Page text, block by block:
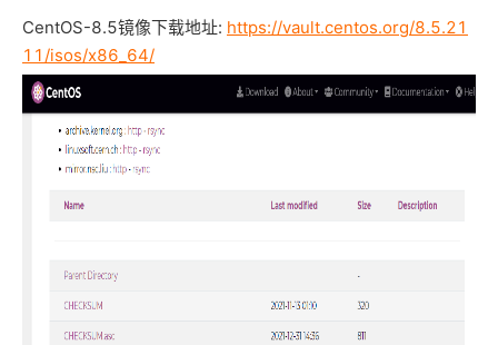
3. Linux启动、关闭
4. Linux远程登录
5. Linux修复源报错
7. Linux文件基础属性
8. Linux文件与目录管理
CentOS-8.5镜像下载地址: https://vault.centos.org/8.5.21
11/isos/x86_64/